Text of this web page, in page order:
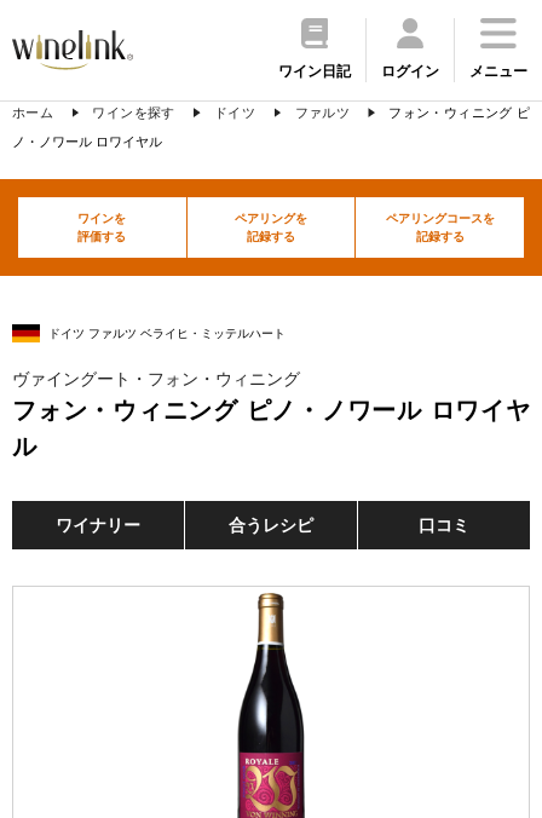
ワイン日記 ログイン メニュー
ホーム ワインを探す ドイツ ファルツ
フォン・ウィニング ピ
ノ・ノワール ロワイヤル
ワインを
評価する
ペアリングを
記録する
ペアリングコースを
記録する
ドイツ ファルツ ベライヒ・ミッテルハート
ヴァイングート・フォン・ウィニング
フォン・ウィニング ピノ・ノワール ロワイヤ
ル
ワイナリー 合うレシピ 口コミ